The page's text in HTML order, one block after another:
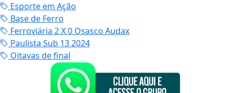
Esporte em Ação
Base de Ferro
Ferroviária 2 X 0 Osasco Audax
Paulista Sub 13 2024
Oitavas de final